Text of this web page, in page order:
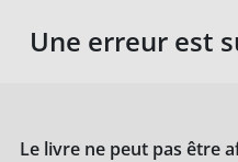
Une erreur est
Le livre ne peut pas être